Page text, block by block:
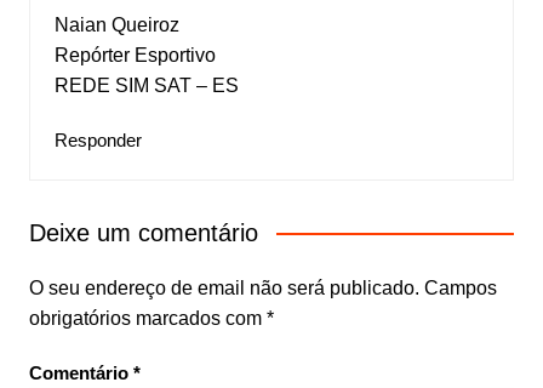
Naian Queiroz
Repórter Esportivo
REDE SIM SAT – ES
Responder
Deixe um comentário
O seu endereço de email não será publicado. Campos
obrigatórios marcados com *
Comentário *